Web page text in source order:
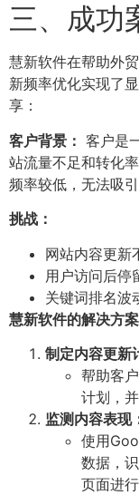
三、成功
慧新软件在帮助外
新频率优化实现了
享：
客户背景： 客户是
站流量不足和转化
频率较低，无法吸引
挑战：
网站内容更新
用户访问后停
关键词排名波
慧新软件的解决方案
制定内容更新
帮助客
计划，
监测内容表现
使用
数据，
页面进行